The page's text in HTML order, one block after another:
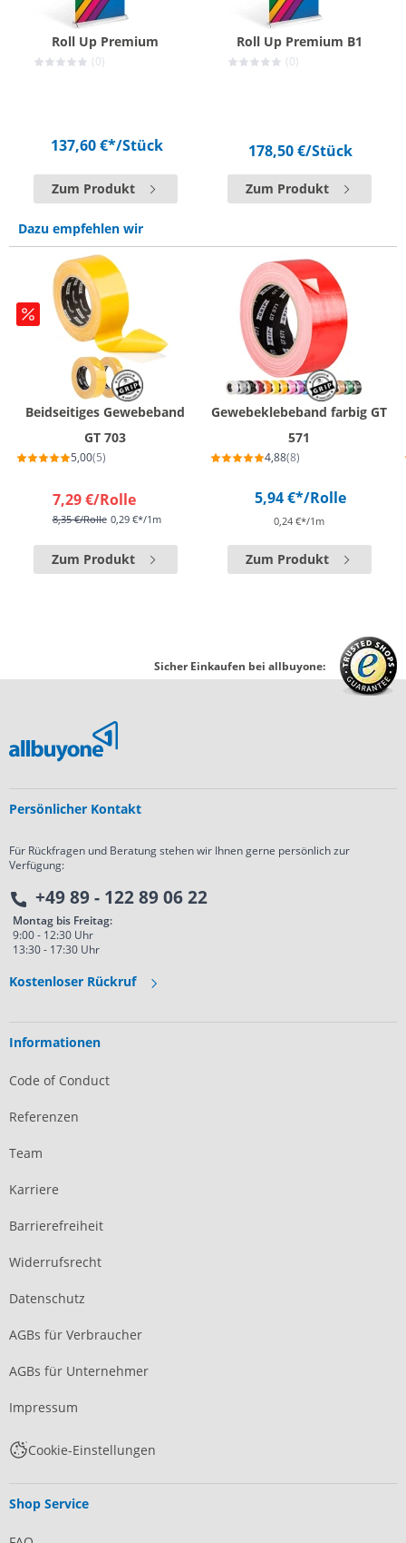
Roll Up Premium
(0)
137,60 €*/Stück
Zum Produkt
Roll Up Premium B1
(0)
178,50 €/Stück
Zum Produkt
Dazu empfehlen wir
Beidseitiges Gewebeband
GT 703
5,00(5)
7,29 €/Rolle
8,35 €/Rolle 0,29 €*/1m
Zum Produkt
Gewebeklebeband farbig GT
571
4,88(8)
5,94 €*/Rolle
0,24 €*/1m
Zum Produkt
Sicher Einkaufen bei allbuyone:
Persönlicher Kontakt
Für Rückfragen und Beratung stehen wir Ihnen gerne persönlich zur
Verfügung:
+49 89 - 122 89 06 22
Montag bis Freitag:
9:00 - 12:30 Uhr
13:30 - 17:30 Uhr
Kostenloser Rückruf
Informationen
Code of Conduct
Referenzen
Team
Karriere
Barrierefreiheit
Widerrufsrecht
Datenschutz
AGBs für Verbraucher
AGBs für Unternehmer
Impressum
Cookie-Einstellungen
Shop Service